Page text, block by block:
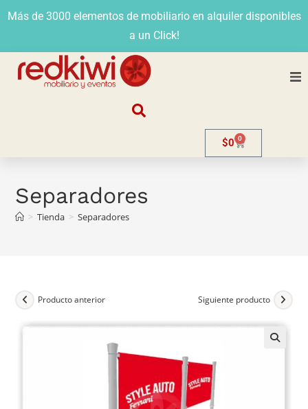
Más de 3000 elementos de mobiliario en alquiler disponibles
a un Click!
Contacto
$0 0
Separadores
> Tienda > Separadores
Producto anterior Siguiente producto